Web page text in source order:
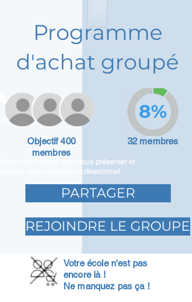
Adam Caar
Promoteur
Utilisez cet espace pour vous présenter et
partager votre parcours professionnel.
Programme
d'achat groupé
Objectif 400
membres
32 membres
8%
PARTAGER
REJOINDRE LE GROUPE
Votre école n'est pas
encore là !
Ne manquez pas ça !